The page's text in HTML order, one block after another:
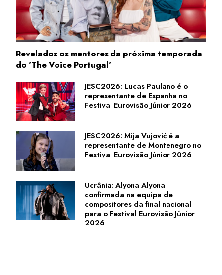
Revelados os mentores da próxima temporada
do 'The Voice Portugal'
JESC2026: Lucas Paulano é o
representante de Espanha no
Festival Eurovisão Júnior 2026
JESC2026: Mija Vujović é a
representante de Montenegro no
Festival Eurovisão Júnior 2026
Ucrânia: Alyona Alyona
confirmada na equipa de
compositores da final nacional
para o Festival Eurovisão Júnior
2026